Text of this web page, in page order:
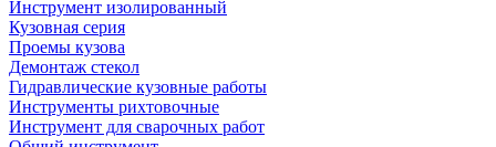
Инструмент изолированный
Кузовная серия
Проемы кузова
Демонтаж стекол
Гидравлические кузовные работы
Инструменты рихтовочные
Инструмент для сварочных работ